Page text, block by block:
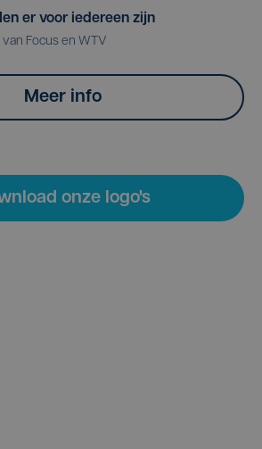
er voor iedereen zijn
Focus en WTV
Meer info
onze logo's